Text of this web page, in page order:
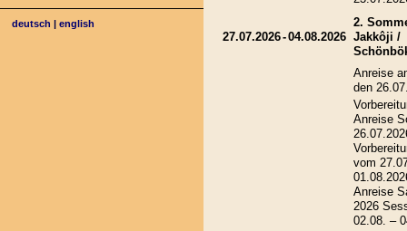
deutsch |english
27.07.2026-04.08.2026
2.
Jakkôji /
Anreise
den
Anreise
vom
Anreise
2026
02.08. –